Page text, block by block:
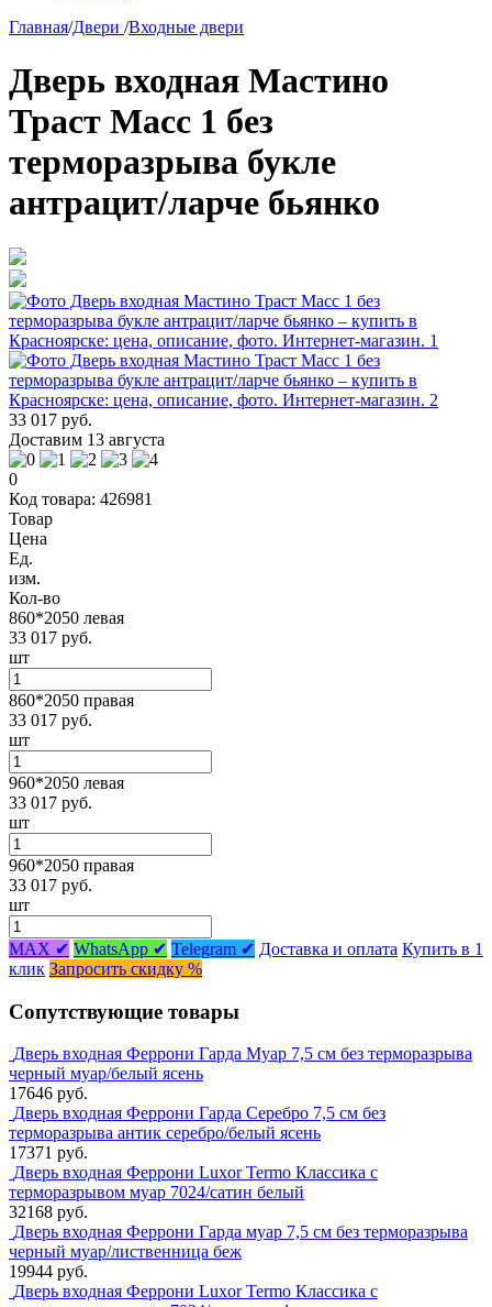
Главная/Двери /Входные двери
Дверь входная Мастино
Траст Масс 1 без
терморазрыва букле
антрацит/ларче бьянко
33 017 руб.
Доставим 13 августа
0
Код товара: 426981
Товар
Цена
Ед.
изм.
Кол-во
860*2050 левая
33 017 руб.
шт
860*2050 правая
33 017 руб.
шт
960*2050 левая
33 017 руб.
шт
960*2050 правая
33 017 руб.
шт
MAX ✔ WhatsApp ✔ Telegram ✔ Доставка и оплата Купить в 1
клик Запросить скидку %
Сопутствующие товары
Дверь входная Феррони Гарда Муар 7,5 см без терморазрыва
черный муар/белый ясень
17646 руб.
Дверь входная Феррони Гарда Серебро 7,5 см без
терморазрыва антик серебро/белый ясень
17371 руб.
Дверь входная Феррони Luxor Termo Классика с
терморазрывом муар 7024/сатин белый
32168 руб.
Дверь входная Феррони Гарда муар 7,5 см без терморазрыва
черный муар/лиственница беж
19944 руб.
Дверь входная Феррони Luxor Termo Классика с